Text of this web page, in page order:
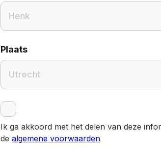
Plaats
Ik ga akkoord met het delen van deze
de algemene voorwaarden